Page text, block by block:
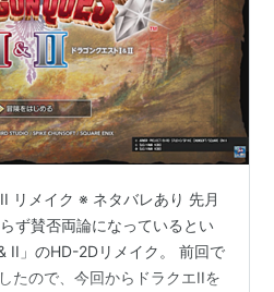
リメイク ※ ネタバレあり 先月
ず賛否両論になっているとい
II」のHD-2Dリメイク。 前回で
たので、今回からドラクエIIを